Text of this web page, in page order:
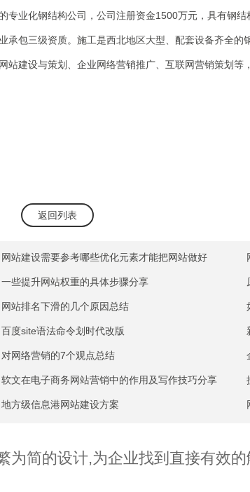
业化钢结构公司，公司注册资金1500万元，具有钢
包三级资质。施工是西北地区大型、配套设备齐全的
网站建设与策划 、企业网络营销推广、互联网营销策划
返回列表
网站建设需要参考哪些优化元素才能把网站做好
一些提升网站权重的具体步骤分享
网站排名下滑的几个原因总结
百度site语法命令划时代改版
对网络营销的7个观点总结
软文在电子商务网站营销中的作用及写作技巧分享
地方级信息港网站建设方案
为简的设计,为企业找到直接有效